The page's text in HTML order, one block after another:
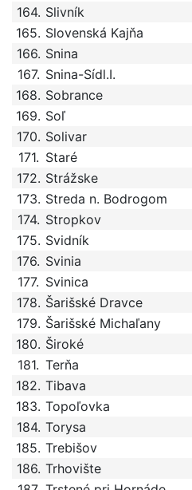
164. Slivník
165. Slovenská Kajňa
166. Snina
167. Snina-Sídl.I.
168. Sobrance
169. Soľ
170. Solivar
171. Staré
172. Strážske
173. Streda n. Bodrogom
174. Stropkov
175. Svidník
176. Svinia
177. Svinica
178. Šarišské Dravce
179. Šarišské Michaľany
180. Široké
181. Terňa
182. Tibava
183. Topoľovka
184. Torysa
185. Trebišov
186. Trhovište